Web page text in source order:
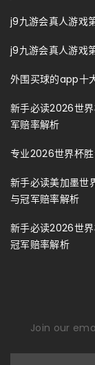
j9九游会真人游戏
j9九游会真人游戏
外围买球的app十
新手必读2026世
军赔率解析
专业2026世界杯
新手必读美加墨世
与冠军赔率解析
新手必读2026世
冠军赔率解析
Join our